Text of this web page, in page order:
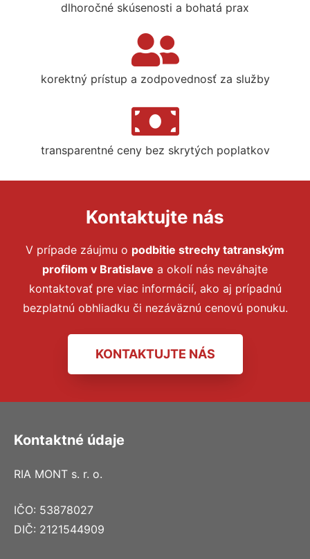
dlhoročné skúsenosti a bohatá prax
korektný prístup a zodpovednosť za služby
transparentné ceny bez skrytých poplatkov
Kontaktujte nás
V prípade záujmu o podbitie strechy tatranským
profilom v Bratislave a okolí nás neváhajte
kontaktovať pre viac informácií, ako aj prípadnú
bezplatnú obhliadku či nezáväznú cenovú ponuku.
KONTAKTUJTE NÁS
Kontaktné údaje
RIA MONT s. r. o.
IČO: 53878027
DIČ: 2121544909